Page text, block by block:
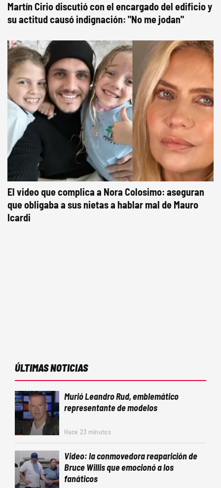
Martín Cirio discutió con el encargado del edificio y
su actitud causó indignación: "No me jodan"
El video que complica a Nora Colosimo: aseguran
que obligaba a sus nietas a hablar mal de Mauro
Icardi
ÚLTIMAS NOTICIAS
Murió Leandro Rud, emblemático
representante de modelos
Hace 23 minutos
Video: la conmovedora reaparición de
Bruce Willis que emocionó a los
fanáticos